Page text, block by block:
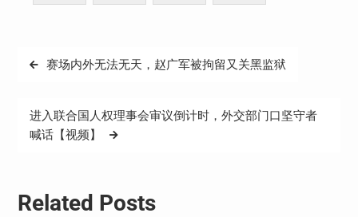
文
导
航
赛场内外无法无天，赵广军被拘留又关黑监狱
进入联合国人权理事会审议倒计时，外交部门口坚守者
喊话【视频】
Related Posts